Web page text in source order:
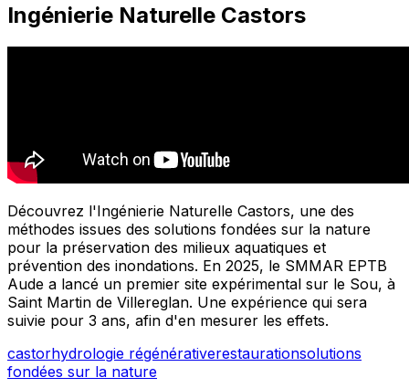
Ingénierie Naturelle Castors
Découvrez l'Ingénierie Naturelle Castors, une des
méthodes issues des solutions fondées sur la nature
pour la préservation des milieux aquatiques et
prévention des inondations. En 2025, le SMMAR EPTB
Aude a lancé un premier site expérimental sur le Sou, à
Saint Martin de Villereglan. Une expérience qui sera
suivie pour 3 ans, afin d'en mesurer les effets.
castorhydrologie régénérativerestaurationsolutions
fondées sur la nature